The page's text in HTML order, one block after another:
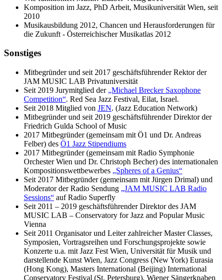
Komposition im Jazz, PhD Arbeit, Musikuniversität Wien, seit
2010
Musikausbildung 2012, Chancen und Herausforderungen für
die Zukunft - Österreichischer Musikatlas 2012
Sonstiges
Mitbegründer und seit 2017 geschäftsführender Rektor der
JAM MUSIC LAB Privatuniversität
Seit 2019 Jurymitglied der „Michael Brecker Saxophone
Competition“. Red Sea Jazz Festival, Eilat, Israel.
Seit 2018 Mitglied von JEN. (Jazz Education Network)
Mitbegründer und seit 2019 geschäftsführender Direktor der
Friedrich Gulda School of Music
2017 Mitbegründer (gemeinsam mit Ö1 und Dr. Andreas
Felber) des Ö1 Jazz Stipendiums
2017 Mitbegründer (gemeinsam mit Radio Symphonie
Orchester Wien und Dr. Christoph Becher) des internationalen
Kompositionswettbewerbes „Spheres of a Genius“
Seit 2017 Mitbegründer (gemeinsam mit Jürgen Drimal) und
Moderator der Radio Sendung „JAM MUSIC LAB Radio
Sessions“ auf Radio Superfly
Seit 2011 – 2019 geschäftsführender Direktor des JAM
MUSIC LAB – Conservatory for Jazz and Popular Music
Vienna
Seit 2011 Organisator und Leiter zahlreicher Master Classes,
Symposien, Vortragsreihen und Forschungsprojekte sowie
Konzerte u.a. mit Jazz Fest Wien, Universität für Musik und
darstellende Kunst Wien, Jazz Congress (New York) Eurasia
(Hong Kong), Masters International (Beijing) International
Conservatory Festival (St. Petersburg), Wiener Sängerknaben